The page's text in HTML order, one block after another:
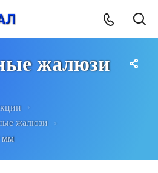
жалюзи
жалюзи
мм